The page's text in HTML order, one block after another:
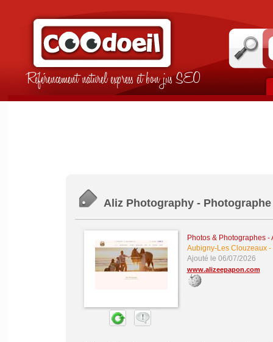
Référencement naturel express et bon jus SEO
Aliz Photography -
Photos & Photographes-
Aubigny-Les Clouzeaux-
Ajouté le 06/07/2026
www.alizeepapon.com